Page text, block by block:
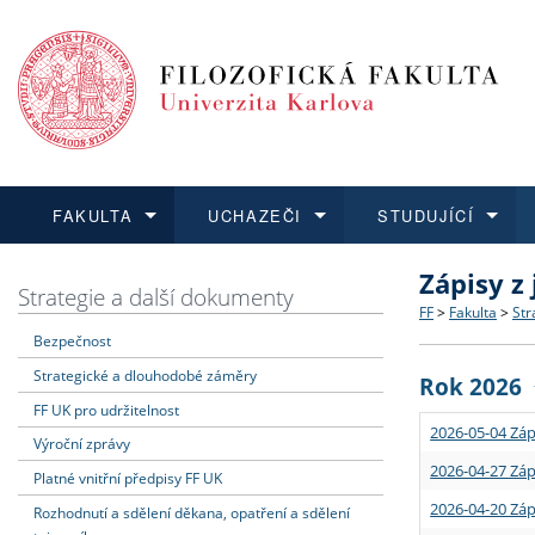
FAKULTA
Dozvědět se více
Struktura
Strategie
Podpora
UCHAZEČI
Podat přihlášku
Co
Učitelské
STUDUJÍCÍ
Dozvědět se více
Rigorózní
Dozvědět se více
O vědě a
Granty a
Dozvědět se více
Aktuální
Strategie a další dokumenty
Bezpečnost
Strategické a dlouhodobé záměry
FF UK pro udržitelnost
Výroční zprávy
Platné vnitřní předpisy FF UK
Rozhodnutí a sdělení děkana, opatření a sdělení
Zápisy
FF > Fakulta >
Rok 2026
2026-05-04
2026-04-27
2026-04-20